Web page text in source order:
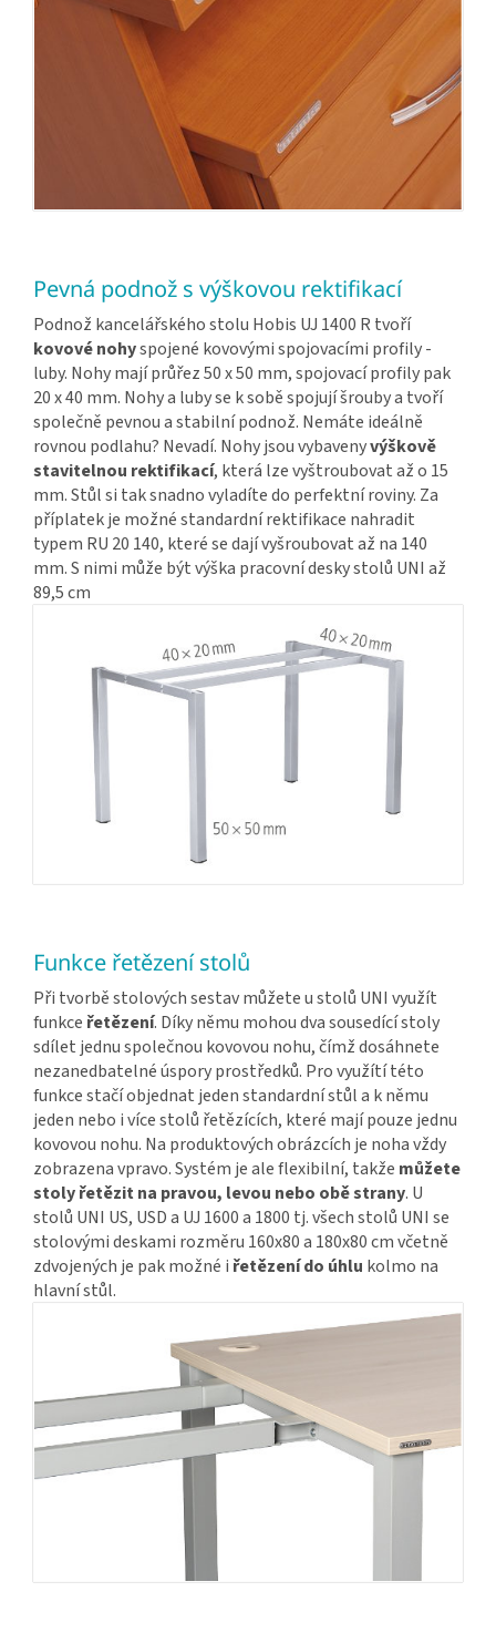
Pevná podnož s výškovou rektifikací
Podnož kancelářského stolu Hobis UJ 1400 R tvoří
kovové nohyspojené kovovými spojovacími profily -
luby. Nohy mají průřez 50 x 50 mm, spojovací profily pak
20 x 40 mm. Nohy a luby se k sobě spojují šrouby a tvoří
společně pevnou a stabilní podnož. Nemáte ideálně
rovnou podlahu? Nevadí. Nohy jsou vybavenyvýškově
stavitelnou rektifikací, která lze vyštroubovat až o 15
mm. Stůl si tak snadno vyladíte do perfektní roviny. Za
příplatek je možné standardní rektifikace nahradit
typem RU 20 140, které se dají vyšroubovat až na 140
mm. S nimi může být výška pracovní desky stolů UNI až
89,5 cm
Funkce řetězení stolů
Při tvorbě stolových sestav můžete u stolů UNI využít
funkce řetězení. Díky němu mohou dva sousedící stoly
sdílet jednu společnou kovovou nohu, čímž dosáhnete
nezanedbatelné úspory prostředků. Pro využítí této
funkce stačí objednat jeden standardní stůl a k němu
jeden nebo i více stolů řetězících, které mají pouze jednu
kovovou nohu. Na produktových obrázcích je noha vždy
zobrazena vpravo. Systém je ale flexibilní, takže můžete
stoly řetězit na pravou, levou nebo obě strany. U
stolů UNI US, USD a UJ 1600 a 1800 tj. všech stolů UNI se
stolovými deskami rozměru 160x80 a 180x80 cm včetně
zdvojených je pak možné i řetězení do úhlu kolmo na
hlavní stůl.